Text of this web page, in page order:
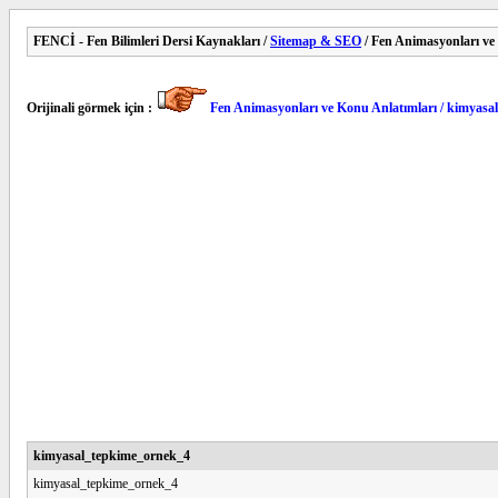
FENCİ - Fen Bilimleri Dersi Kaynakları /Sitemap & SEO / Fen Animasyonları
Orijinali görmek için : Fen Animasyonları ve Konu Anlatımları /
kimyasal_tepkime_ornek_4
kimyasal_tepkime_ornek_4